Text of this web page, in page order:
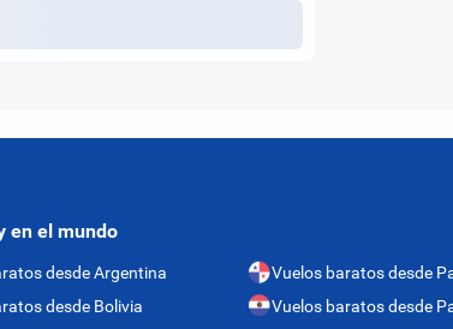
en el mundo
desde Argentina
desde Bolivia
Vuelos baratos desde
Vuelos baratos desde